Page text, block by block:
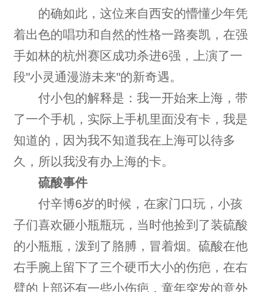
的确如此，这位来自西安的懵懂少年凭
着出色的唱功和自然的性格一路奏凯，在强
手如林的杭州赛区成功杀进6强，上演了一
段"小灵通漫游未来"的新奇遇。
付小包的解释是：我一开始来上海，带
了一个手机，实际上手机里面没有卡，我是
知道的，因为我不知道我在上海可以待多
久，所以我没有办上海的卡。
硫酸事件
付辛博6岁的时候，在家门口玩，小孩
子们喜欢砸小瓶瓶玩，当时他捡到了装硫酸
的小瓶瓶，泼到了胳膊，冒着烟。硫酸在他
右手腕上留下了三个硬币大小的伤疤，在右
臂的上部还有一些小伤疤，童年突发的意外